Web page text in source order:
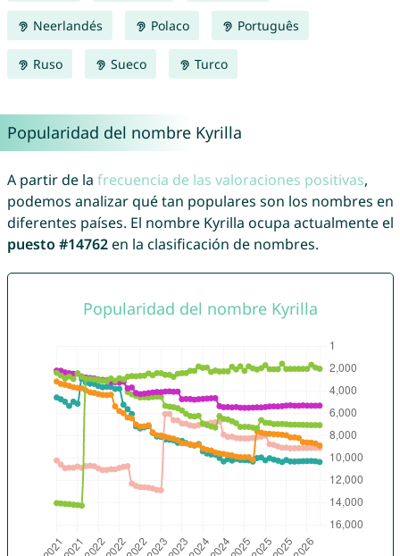
Neerlandés Polaco Português
Ruso Sueco Turco
Popularidad del nombre Kyrilla
A partir de la frecuencia de las valoraciones positivas,
podemos analizar qué tan populares son los nombres en
diferentes países. El nombre Kyrilla ocupa actualmente el
puesto #14762en la clasificación de nombres.